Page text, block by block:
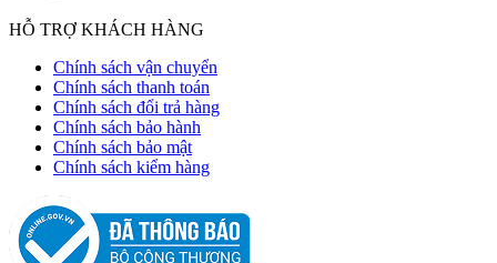
HỖ TRỢ KHÁCH HÀNG
Chính sách vận chuyển
Chính sách thanh toán
Chính sách đổi trả hàng
Chính sách bảo hành
Chính sách bảo mật
Chính sách kiểm hàng